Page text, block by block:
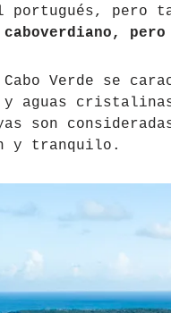
pero
Verde se
y aguas
son
y tranquilo.